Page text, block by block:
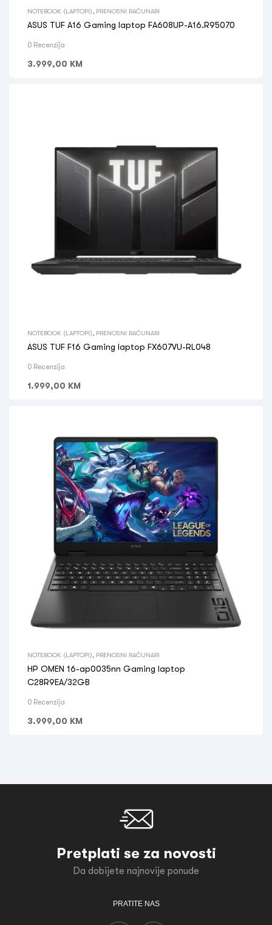
NOTEBOOK (LAPTOPI) PRENOSNI RAČUNARI
ASUS TUF A16 Gaming laptop FA608UP-A16.R95070
0 Recenzija
3.999,00 KM
NOTEBOOK (LAPTOPI) PRENOSNI RAČUNARI
ASUS TUF F16 Gaming laptop FX607VU-RL048
0 Recenzija
1.999,00 KM
NOTEBOOK (LAPTOPI) PRENOSNI RAČUNARI
HP OMEN 16-ap0035nn Gaming laptop
C28R9EA/32GB
0 Recenzija
3.999,00 KM
Pretplati se za novosti
Da dobijete najnovije ponude
PRATITE NAS